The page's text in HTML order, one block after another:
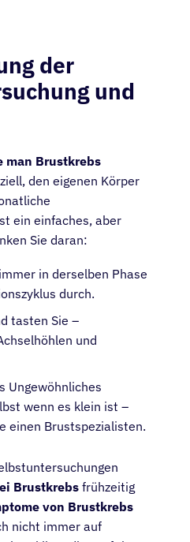
der
und
man Brustkrebs
den eigenen Körper
ein einfaches, aber
Sie daran:
in derselben Phase
durch.
tasten Sie –
und
Ungewöhnliches
wenn es klein ist –
einen Brustspezialisten.
Brustkrebs frühzeitig
von Brustkrebs
nicht immer auf